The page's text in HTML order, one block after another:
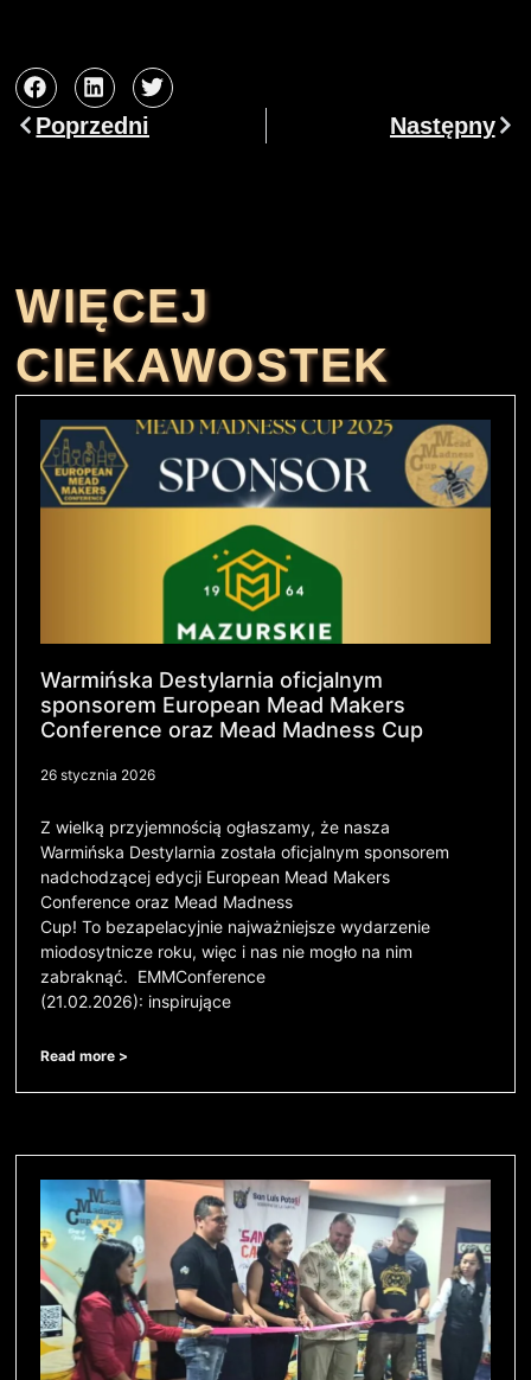
Poprzedni Następny
WIĘCEJ
CIEKAWOSTEK
Warmińska Destylarnia oficjalnym
sponsorem European Mead Makers
Conference oraz Mead Madness Cup
26 stycznia 2026
Z wielką przyjemnością ogłaszamy, że nasza
Warmińska Destylarnia została oficjalnym sponsorem
nadchodzącej edycji European Mead Makers
Conference oraz Mead Madness
Cup! To bezapelacyjnie najważniejsze wydarzenie
miodosytnicze roku, więc i nas nie mogło na nim
zabraknąć. EMMConference
(21.02.2026): inspirujące
Read more >